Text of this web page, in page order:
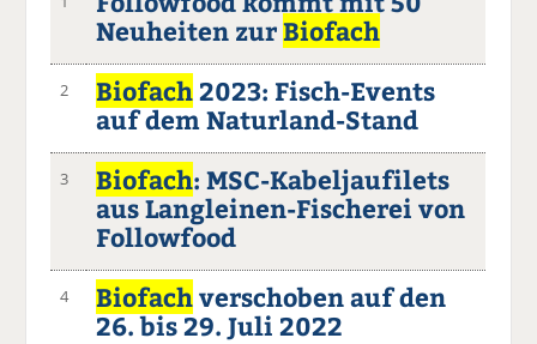
Neuheiten zurBiofach
2 Biofach2023: Fisch-Events
auf dem Naturland-Stand
3 Biofach: MSC-Kabeljaufilets
aus Langleinen-Fischerei von
Followfood
4 Biofachverschoben auf den
26. bis 29. Juli 2022